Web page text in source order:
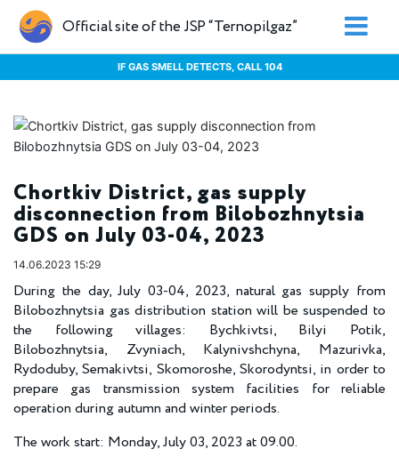
Official site of the JSP “Ternopilgaz”
IF GAS SMELL DETECTS, CALL 104
Chortkiv District, gas supply
disconnection from Bilobozhnytsia
GDS on July 03-04, 2023
14.06.2023 15:29
During the day, July 03-04, 2023, natural gas supply from
Bilobozhnytsia gas distribution station will be suspended to
the following villages: Bychkivtsi, Bilyi Potik,
Bilobozhnytsia, Zvyniach, Kalynivshchyna, Mazurivka,
Rydoduby, Semakivtsi, Skomoroshe, Skorodyntsi, in order to
prepare gas transmission system facilities for reliable
operation during autumn and winter periods.
The work start: Monday, July 03, 2023 at 09.00.